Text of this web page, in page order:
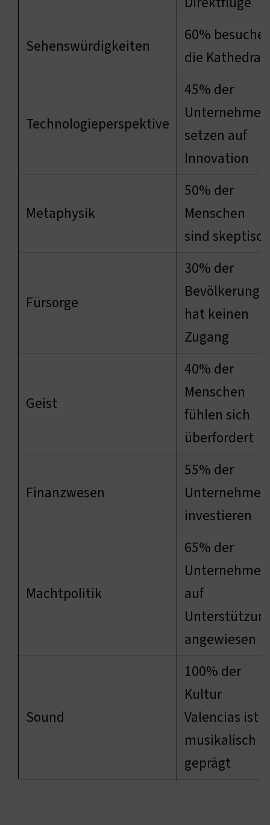
Sehenswürdigkeiten
60%
die
Technologieperspektive
45% der
Unternehmen
setzen auf
Innovation
Metaphysik
50% der
Menschen
sind skeptisch
Fürsorge
30% der
Bevölkerung
hat keinen
Zugang
Geist
40% der
Menschen
fühlen sich
überfordert
Finanzwesen
55% der
Unternehmen
investieren
Machtpolitik
65% der
Unternehmen
auf
angewiesen
Sound
100% der
Kultur
Valencias ist
musikalisch
geprägt